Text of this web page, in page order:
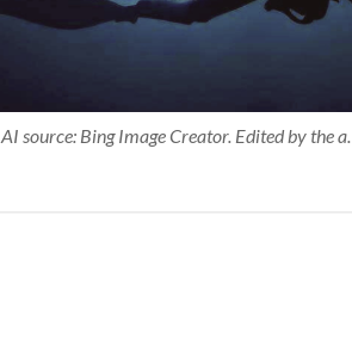
AI source: Bing Image Creator. Edited by the a.